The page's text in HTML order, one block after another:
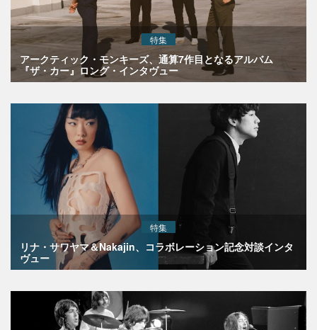
特集
アークティック・モンキーズ、通算7作目となるアルバム
『ザ・カー』ロング・インタヴュー
特集
リナ・サワヤマ＆Nakajin、コラボレーション記念対談インタ
ヴュー